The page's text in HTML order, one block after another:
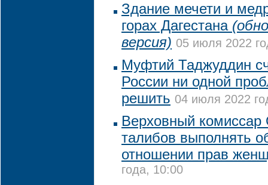
Здание мечети и
горах Дагестана
версия) 05 июля 2022
Муфтий Таджуддин
России ни одной
решить 04 июля 2022
Верховный
талибов выполнять
отношении прав
года, 10:00